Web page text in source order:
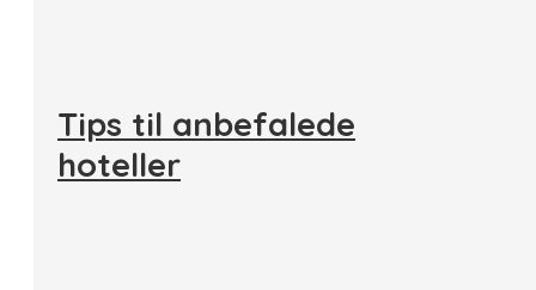
Tips til anbefalede
hoteller